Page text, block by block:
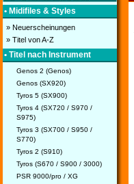
• Midifiles & Styles
» Neuerscheinungen
» Titel von A-Z
• Titel nach Instrument
Genos 2 (Genos)
Genos (SX920)
Tyros 5 (SX900)
Tyros 4 (SX720 / S970 /
S975)
Tyros 3 (SX700 / S950 /
S770)
Tyros 2 (S910)
Tyros (S670 / S900 / 3000)
PSR 9000/pro / XG